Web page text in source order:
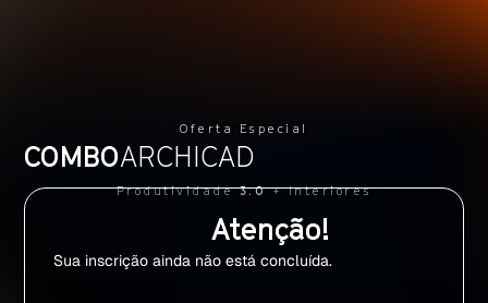
Oferta Especial
COMBOARCHICAD
Produtividade3.0+ Interiores
Atenção!
Sua inscrição ainda não está concluída.